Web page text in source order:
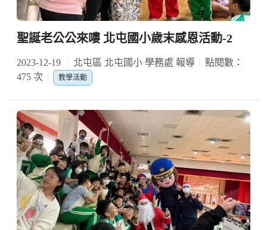
聖誕老公公來嘍 北屯國小歲末感恩活動-2
2023-12-19 北屯區 北屯國小 學務處 報導
點閱數：
475 次
教學活動